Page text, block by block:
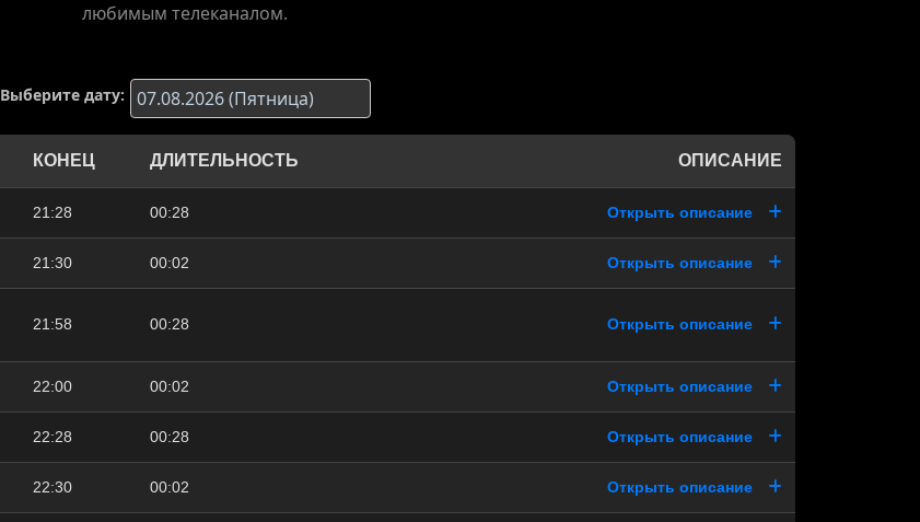
любимым телеканалом.
Выберите дату:
КОНЕЦ ДЛИТЕЛЬНОСТЬ ОПИСАНИЕ
21:28 00:28 Открыть описание
21:30 00:02 Открыть описание
21:58 00:28 Открыть описание
22:00 00:02 Открыть описание
22:28 00:28 Открыть описание
22:30 00:02 Открыть описание